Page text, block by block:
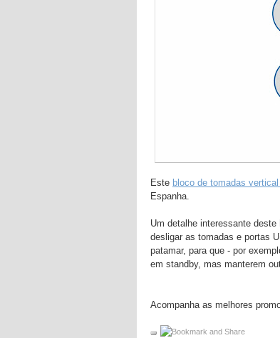
Este bloco de tomadas
Espanha.
Um detalhe interessante
desligar as tomadas e portas
patamar, para que - por
em standby, mas manterem
Acompanha as melhores